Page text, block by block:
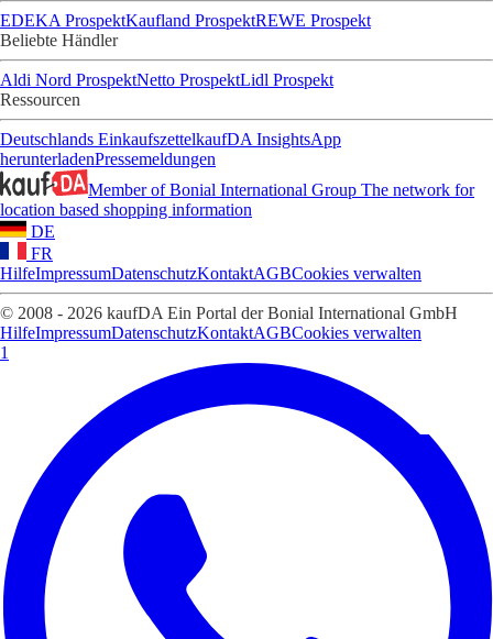
EDEKA ProspektKaufland ProspektREWE Prospekt
Beliebte Händler
Aldi Nord ProspektNetto ProspektLidl Prospekt
Ressourcen
Deutschlands EinkaufszettelkaufDA InsightsApp
herunterladenPressemeldungen
Member of Bonial International Group The network for
location based shopping information
DE
FR
HilfeImpressumDatenschutzKontaktAGBCookies verwalten
© 2008 - 2026 kaufDA Ein Portal der Bonial International GmbH
HilfeImpressumDatenschutzKontaktAGBCookies verwalten
1